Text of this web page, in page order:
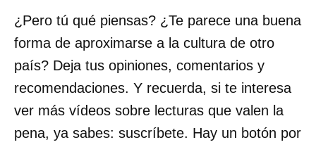
¿Pero tú qué piensas? ¿Te parece una buena
forma de aproximarse a la cultura de otro
país? Deja tus opiniones, comentarios y
recomendaciones. Y recuerda, si te interesa
ver más vídeos sobre lecturas que valen la
pena, ya sabes: suscríbete. Hay un botón por